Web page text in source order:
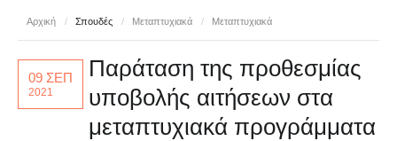
Αρχική / Σπουδές / Μεταπτυχιακά / Μεταπτυχιακά
09 ΣΕΠ
2021
Παράταση της προθεσμίας
υποβολής αιτήσεων στα
μεταπτυχιακά προγράμματα